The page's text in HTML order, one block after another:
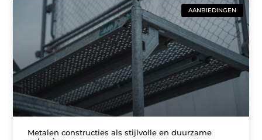
AANBIEDINGEN
Metalen constructies als stijlvolle en duurzame